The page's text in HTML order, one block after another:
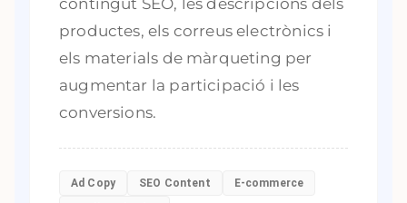
productes, els correus electrònics i
els materials de màrqueting per
augmentar la participació i les
conversions.
Ad Copy SEO Content
E-commerce